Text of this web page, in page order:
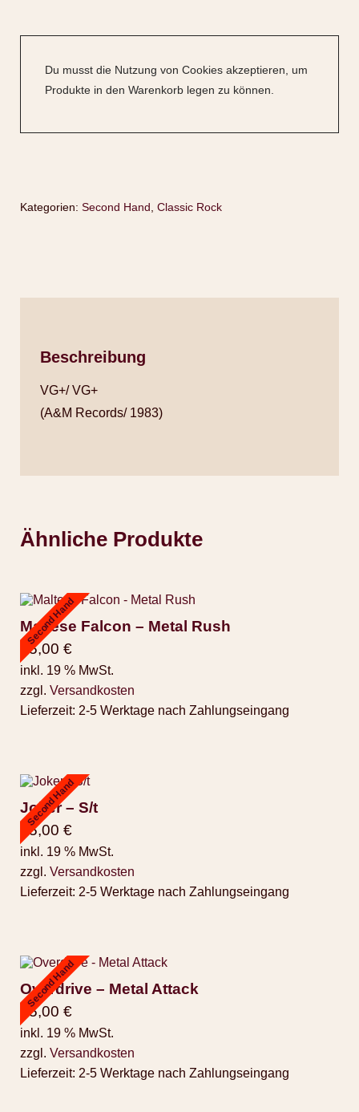
Du musst die Nutzung von Cookies akzeptieren, um
Produkte in den Warenkorb legen zu können.
Kategorien: Second Hand Classic Rock
Beschreibung
VG+/ VG+
(A&M Records/ 1983)
Ähnliche Produkte
Second Hand
Maltese Falcon – Metal Rush
25,00 €
inkl. 19 % MwSt.
zzgl. Versandkosten
Lieferzeit: 2-5 Werktage nach Zahlungseingang
Second Hand
Joker – S/t
25,00 €
inkl. 19 % MwSt.
zzgl. Versandkosten
Lieferzeit: 2-5 Werktage nach Zahlungseingang
Second Hand
Overdrive – Metal Attack
25,00 €
inkl. 19 % MwSt.
zzgl. Versandkosten
Lieferzeit: 2-5 Werktage nach Zahlungseingang